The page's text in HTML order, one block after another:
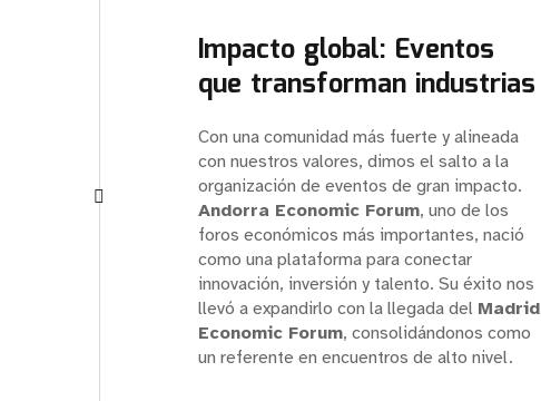
Impacto global: Eventos
que transforman industrias
Con una comunidad más fuerte y alineada
con nuestros valores, dimos el salto a la
organización de eventos de gran impacto.
Andorra Economic Forum, uno de los
foros económicos más importantes, nació
como una plataforma para conectar
innovación, inversión y talento. Su éxito nos
llevó a expandirlo con la llegada del Madrid
Economic Forum, consolidándonos como
un referente en encuentros de alto nivel.